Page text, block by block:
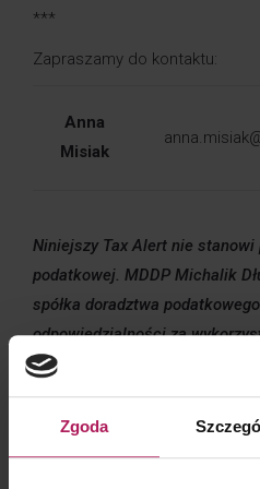
Zgoda
***
Zapraszamy do kontaktu:
Anna
Misiak
Niniejszy Tax Alert nie stanowi
podatkowej. MDDP Michalik
spółka doradztwa
odpowiedzialności za
w komunikacie bez
doradców prawnych lub